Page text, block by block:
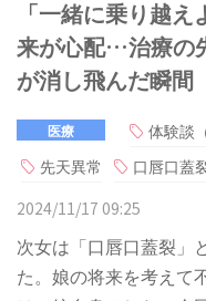
「一緒に乗り越
来が心配…治療の
が消し飛んだ瞬間
医療 体験談
先天異常
口唇口蓋
2024/11/17 09:25
次女は「口唇口蓋裂」
た。娘の将来を考えて